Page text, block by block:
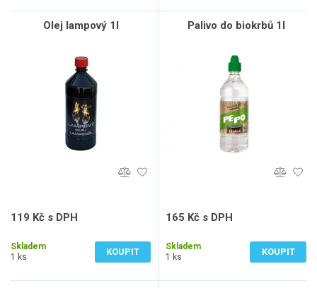
Olej lampový 1l
119 Kč s DPH
Skladem
1 ks
KOUPIT
Palivo do biokrbů 1l
165 Kč s DPH
Skladem
1 ks
KOUPIT